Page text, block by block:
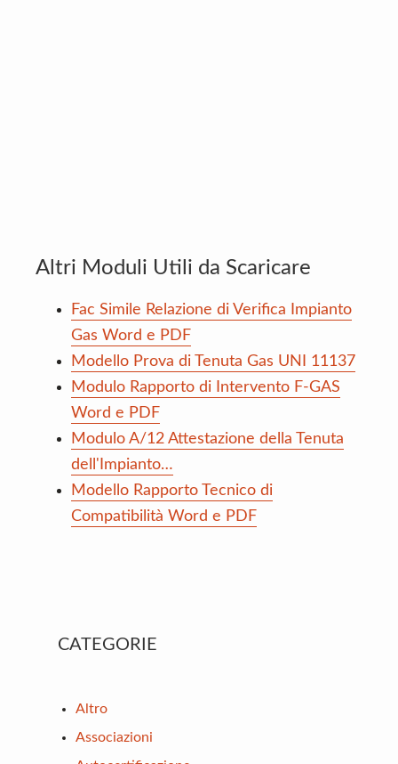
Altri Moduli Utili da Scaricare
Fac Simile Relazione di Verifica Impianto
Gas Word e PDF
Modello Prova di Tenuta Gas UNI 11137
Modulo Rapporto di Intervento F-GAS
Word e PDF
Modulo A/12 Attestazione della Tenuta
dell'Impianto…
Modello Rapporto Tecnico di
Compatibilità Word e PDF
Primary
CATEGORIE
Altro
Associazioni